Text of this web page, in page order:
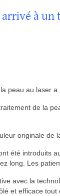
à
peau au laser
de la
originale de
été introduits
long. Les
avec la
et efficace